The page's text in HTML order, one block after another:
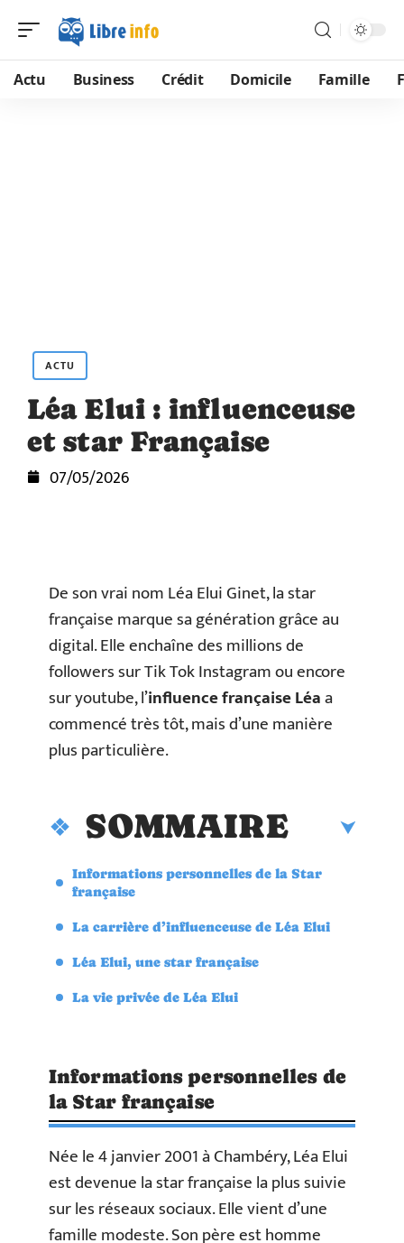
Actu Business Crédit Domicile Famille
ACTU
Léa Elui : influenceuse
et star Française
07/05/2026
De son vrai nom Léa Elui Ginet, la star
française marque sa génération grâce au
digital. Elle enchaîne des millions de
followers sur Tik Tok Instagram ou encore
sur youtube, l’influence française Léaa
commencé très tôt, mais d’une manière
plus particulière.
SOMMAIRE
Informations personnelles de la Star
française
La carrière d’influenceuse de Léa Elui
Léa Elui, une star française
La vie privée de Léa Elui
Informations personnelles de
la Star française
Née le 4 janvier 2001 à Chambéry, Léa Elui
est devenue la star française la plus suivie
sur les réseaux sociaux. Elle vient d’une
famille modeste. Son père est homme